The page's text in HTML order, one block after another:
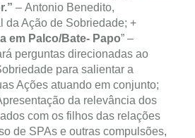
– Antonio Benedito,
da Ação de Sobriedade; +
em Palco/Bate- Papo” –
perguntas direcionadas ao
para salientar a
Ações atuando em conjunto;
da relevância dos
com os filhos das relações
de SPAs e outras compulsões,